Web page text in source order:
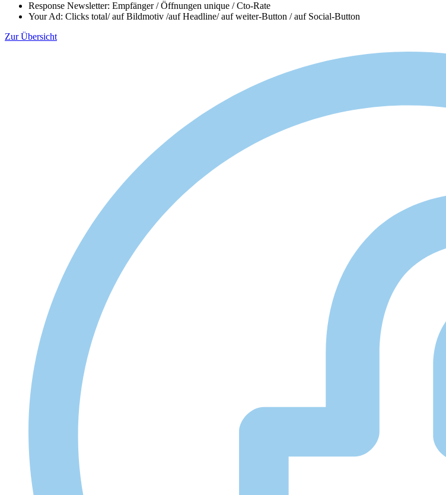
Response Newsletter: Empfänger / Öffnungen unique / Cto-Rate
Your Ad: Clicks total/ auf Bildmotiv /auf Headline/ auf weiter-Button / auf Social-Button
Zur Übersicht